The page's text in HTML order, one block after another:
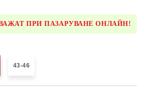
ПРИ ПАЗАРУВАНЕ ОНЛАЙН!
43-46